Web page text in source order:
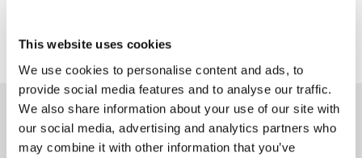
This website uses cookies
We use cookies to personalise content and ads, to
provide social media features and to analyse our traffic.
We also share information about your use of our site with
our social media, advertising and analytics partners who
may combine it with other information that you’ve
主要解决方案